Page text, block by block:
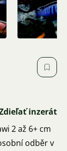
inzerát
2 až 6+ cm
odběr v